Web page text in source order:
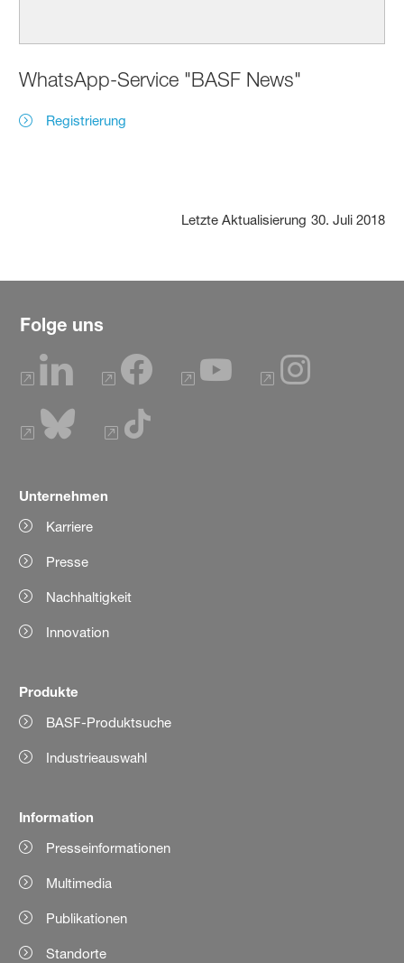
WhatsApp-Service "BASF News"
Registrierung
Letzte Aktualisierung 30. Juli 2018
Folge uns
Unternehmen
Karriere
Presse
Nachhaltigkeit
Innovation
Produkte
BASF-Produktsuche
Industrieauswahl
Information
Presseinformationen
Multimedia
Publikationen
Standorte